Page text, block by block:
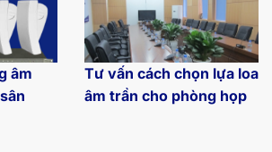
âm
Tư vấn cách chọn lựa loa
âm trần cho phòng họp